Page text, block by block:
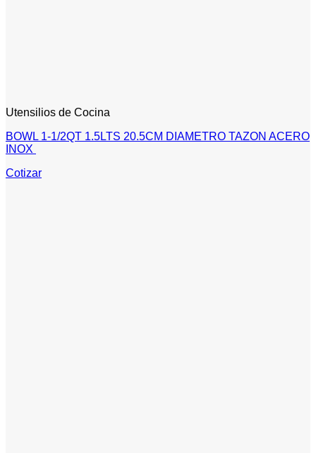
Utensilios de Cocina
BOWL 1-1/2QT 1.5LTS 20.5CM DIAMETRO TAZON ACERO
INOX
Cotizar